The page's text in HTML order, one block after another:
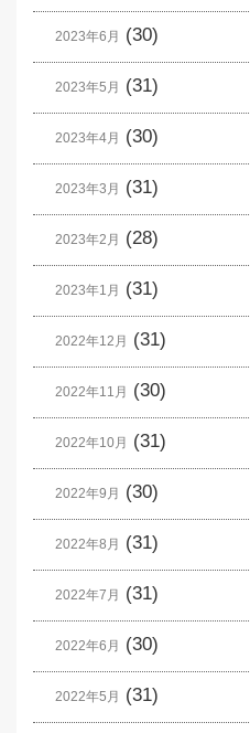
2023年6月 (30)
2023年5月 (31)
2023年4月 (30)
2023年3月 (31)
2023年2月 (28)
2023年1月 (31)
2022年12月 (31)
2022年11月 (30)
2022年10月 (31)
2022年9月 (30)
2022年8月 (31)
2022年7月 (31)
2022年6月 (30)
2022年5月 (31)